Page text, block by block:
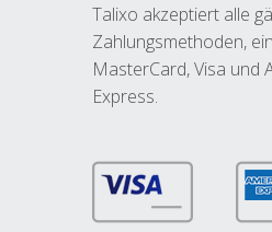
Talixo akzeptiert alle
Zahlungsmethoden,
MasterCard, Visa und
Express.